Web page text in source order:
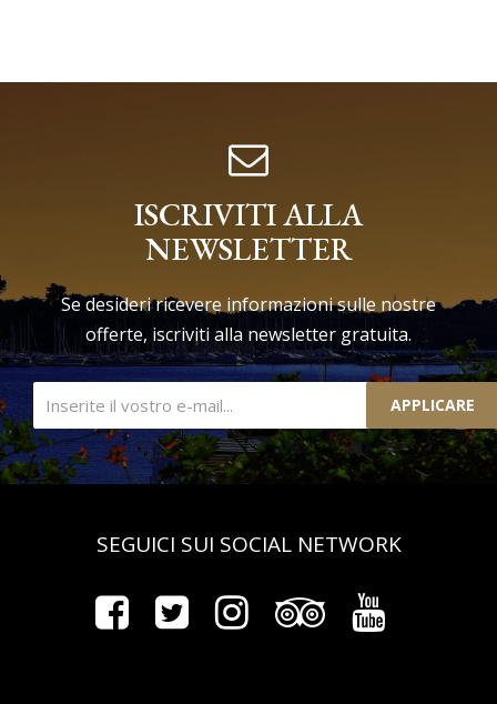
ISCRIVITI ALLA
NEWSLETTER
Se desideri ricevere informazioni sulle nostre
offerte, iscriviti alla newsletter gratuita.
APPLICARE
SEGUICI SUI SOCIAL NETWORK